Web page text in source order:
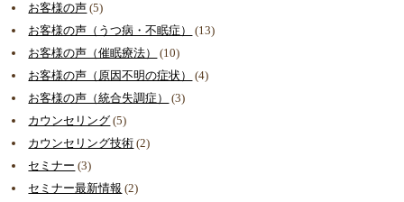
お客様の声 (5)
お客様の声（うつ病・不眠症）
(13)
お客様の声（催眠療法）
(10)
お客様の声（原因不明の症状）
(4)
お客様の声（統合失調症）
(3)
カウンセリング (5)
カウンセリング技術 (2)
セミナー (3)
セミナー最新情報 (2)